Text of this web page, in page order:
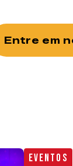
Entre em
Eventos